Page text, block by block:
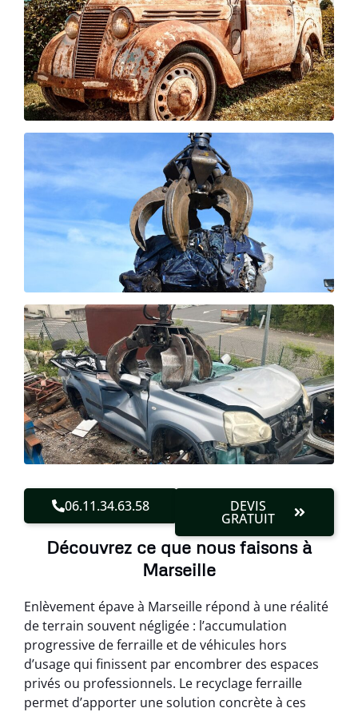
06.11.34.63.58 DEVIS
GRATUIT
Découvrez ce que nous faisons à
Marseille
Enlèvement épave à Marseille répond à une réalité
de terrain souvent négligée : l’accumulation
progressive de ferraille et de véhicules hors
d’usage qui finissent par encombrer des espaces
privés ou professionnels. Le recyclage ferraille
permet d’apporter une solution concrète à ces